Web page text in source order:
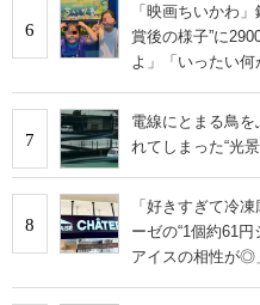
6
「映画ちいかわ
賞後の様子”に
よ」「いったい何
7
電線にとまる鳥
れてしまった“光
8
「好きすぎて冷
ーゼの“1個約61
アイスの相性が◎